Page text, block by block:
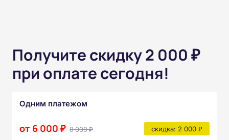
Получите скидку 2 000 ₽
при оплате сегодня!
Одним платежом
от 6 000 ₽ 8 000 ₽ скидка: 2 000 ₽